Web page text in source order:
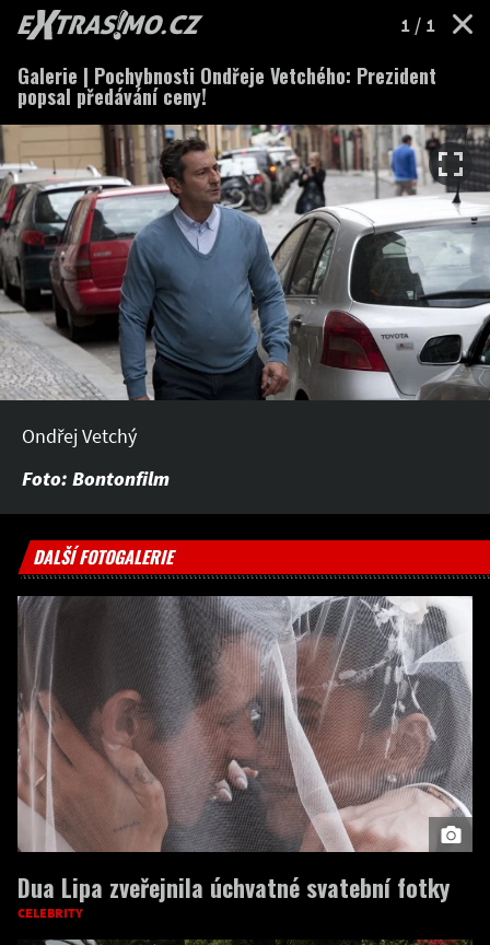
EXTRASIMO.cz 1 / 1
Galerie | Pochybnosti Ondřeje Vetchého: Prezident
popsal předávání ceny!
Ondřej Vetchý
Foto: Bontonfilm
DALŠÍ FOTOGALERIE
Dua Lipa zveřejnila úchvatné svatební fotky
CELEBRITY